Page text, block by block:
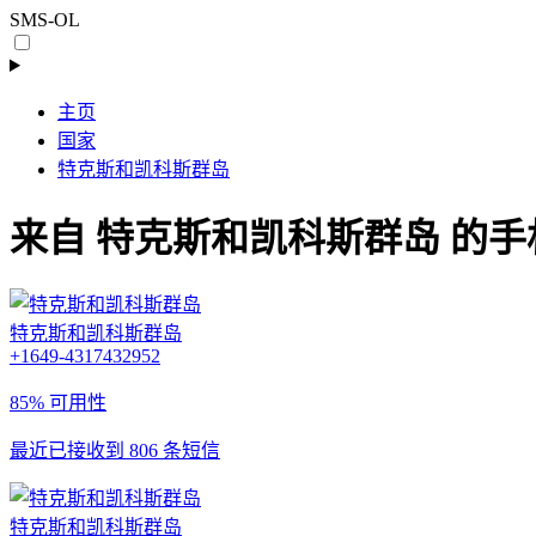
SMS-OL
主页
国家
特克斯和凯科斯群岛
来自 特克斯和凯科斯群岛 的
特克斯和凯科斯群岛
+1649-4317432952
85% 可用性
最近已接收到 806 条短信
特克斯和凯科斯群岛